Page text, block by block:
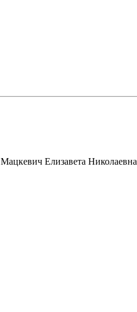
Мацкевич Елизавета Николаевна